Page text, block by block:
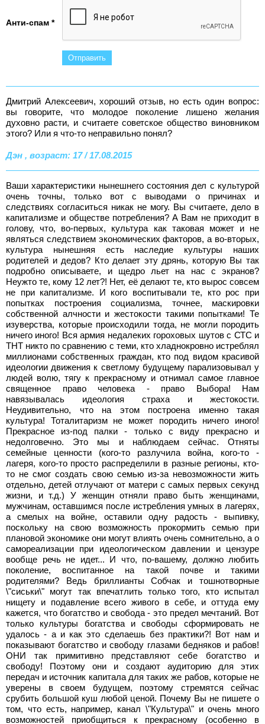
Анти-спам *
Дмитрий Алексеевич, хороший отзыв, но есть один вопрос:
вы говорите, что молодое поколение лишено желания
духовно расти, и считаете советское общество виновником
этого? Или я что-то неправильно понял?
Дэн , возраст: 17 / 17.08.2015
Ваши характеристики нынешнего состояния дел с культурой
очень точны, только вот с выводами о причинах и
следствиях согласиться никак не могу. Вы считаете, дело в
капитализме и обществе потребления? А Вам не приходит в
голову, что, во-первых, культура как таковая может и не
являться следствием экономических факторов, а во-вторых,
культура нынешняя есть наследие культуры наших
родителей и дедов? Кто делает эту дрянь, которую Вы так
подробно описываете, и щедро льет на нас с экранов?
Неужто те, кому 12 лет?! Нет, её делают те, кто вырос совсем
не при капитализме. И кого воспитывали те, кто рос при
попытках построения социализма, точнее, маскировки
собственной алчности и жестокости такими попытками! Те
изуверства, которые происходили тогда, не могли породить
ничего иного! Вся армия недалеких гороховых шутов с СТС и
ТНТ никто по сравнению с теми, кто хладнокровно истреблял
миллионами собственных граждан, кто под видом красивой
идеологии движения к светлому будущему парализовывал у
людей волю, тягу к прекрасному и отнимал самое главное
священное право человека - право Выбора! Нам
навязывалась идеология страха и жестокости.
Неудивительно, что на этом построена именно такая
культура! Тоталитаризм не может породить ничего иного!
Прекрасное из-под палки - только с виду прекрасно и
недолговечно. Это мы и наблюдаем сейчас. Отняты
семейные ценности (кого-то разлучила война, кого-то -
лагеря, кого-то просто распределили в разные регионы, кто-
то не смог создать свою семью из-за невозможности жить
отдельно, детей отлучают от матери с самых первых секунд
жизни, и т.д.) У женщин отняли право быть женщинами,
мужчинам, оставшимся после истребления умных в лагерях,
а смелых на войне, оставили одну радость - выпивку,
поскольку на свою возможность прокормить семью при
плановой экономике они могут влиять очень сомнительно, а о
самореализации при идеологическом давлении и цензуре
вообще речь не идет... И что, по-вашему, должно любить
поколение, воспитанное на такой почве и такими
родителями? Ведь бриллианты Собчак и тошнотворные
\"сиськи\" могут так впечатлить только того, кто испытал
нищету и подавление всего живого в себе, и оттуда ему
кажется, что богатство и свобода - это предел мечтаний. Вот
только культуры богатства и свободы сформировать не
удалось - а и как это сделаешь без практики?! Вот нам и
показывают богатство и свободу глазами бедняков и рабов!
ОНИ так примитивно представляют себе богатство и
свободу! Поэтому они и создают аудиторию для этих
передач и источник капитала для таких же рабов, которые не
уверены в своем будущем, поэтому стремятся сейчас
срубить большой куш любой ценой. Почему Вы не пишете о
том, что есть, например, канал \"Культура\" и очень много
возможностей приобщиться к прекрасному (особенно в